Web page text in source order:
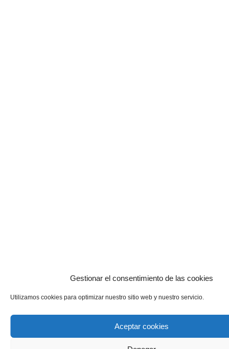
Gestionar el consentimiento de las cookies
Utilizamos cookies para optimizar nuestro sitio web y nuestro servicio.
Aceptar cookies